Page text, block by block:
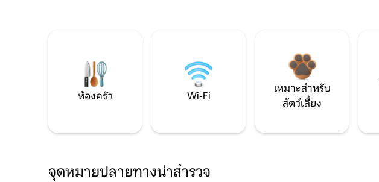
ห้องครัว Wi-Fi
เหมาะสำหรับ
สัตว์เลี้ยง
จุดหมายปลายทางน่าสำรวจ